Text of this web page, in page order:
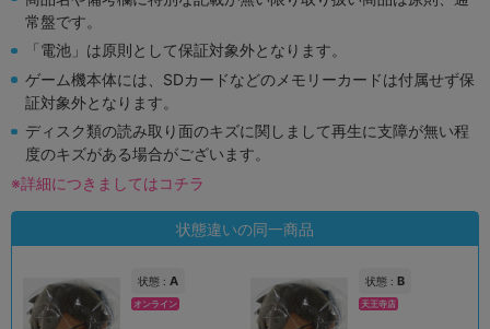
常盤です。
「電池」は原則として保証対象外となります。
ゲーム機本体には、SDカードなどのメモリーカードは付属せず保
証対象外となります。
ディスク類の読み取り面のキズに関しまして再生に支障が無い程
度のキズがある場合がございます。
※詳細につきましてはコチラ
状態違いの同一商品
状態 : A
オンライン
状態 : B
天王寺店